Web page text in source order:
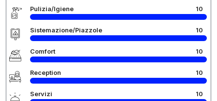
Pulizia/Igiene 10
Sistemazione/Piazzole 10
Comfort 10
Reception 10
Servizi 10